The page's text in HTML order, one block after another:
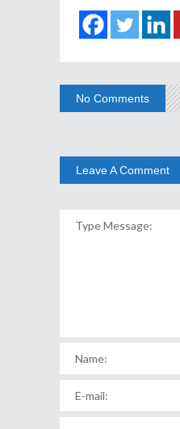
No Comments
Leave A Comment